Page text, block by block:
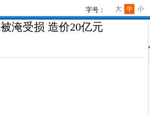
字号： 小
中
大
淹受损 造价20亿元